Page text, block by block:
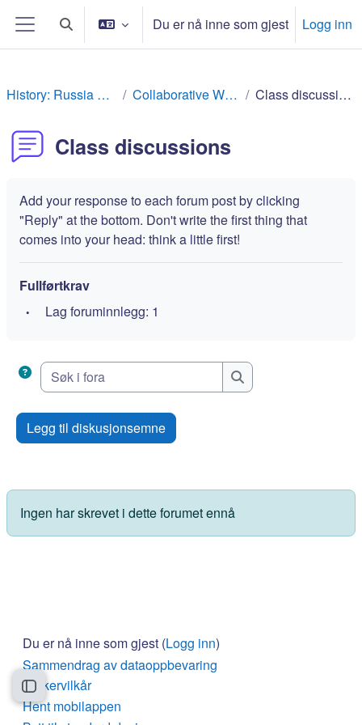
Gå til hovedinnhold
SidepanelVeksle inndata for søkDu er nå inne som gjest Logg inn
Åpne kursindeks
History: Russia Rev Collaborative Work Class discussions
Class discussions
Add your response to each forum post by clicking
"Reply" at the bottom. Don't write the first thing that
comes into your head: think a little first!
Fullførtkrav
Lag foruminnlegg: 1
Søk i fora
Søk i fora
Legg til diskusjonsemne
Ingen har skrevet i dette forumet ennå
Du er nå inne som gjest (Logg inn)
Sammendrag av dataoppbevaring
Brukervilkår
Hent mobilappen